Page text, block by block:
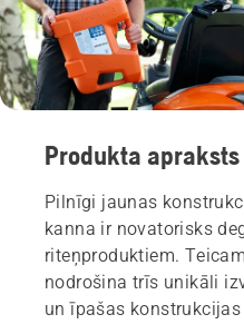
Produkta apraksts
Pilnīgi jaunas
kanna ir novatorisks
riteņproduktiem.
nodrošina trīs unikāli
un īpašas